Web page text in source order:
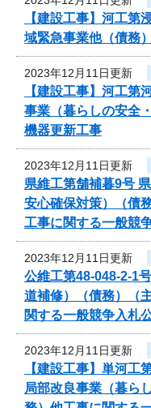
【建設工事】河工
域緊急事業他（債務
2023年12月11日更新
【建設工事】河工
事業（暮らしの安全
機器更新工事
2023年12月11日更新
県維工第舗補暮9号
安心確保対策）（債
工事に関する一般競
2023年12月11日更新
公維工第48-048-2-1
道補修）（債務）（
関する一般競争入札
2023年12月11日更新
【建設工事】単河工
局部改良事業（暮ら